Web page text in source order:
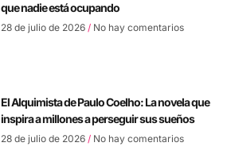
que nadie está ocupando
28 de julio de 2026 No hay comentarios
El Alquimista de Paulo Coelho: La novela que
inspira a millones a perseguir sus sueños
28 de julio de 2026 No hay comentarios